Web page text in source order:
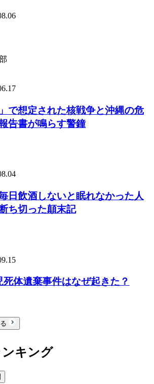
で想定された核戦争と沖縄の危
告書が鳴らす警鐘
日飲酒しないと眠れなかった人
ち切った顛末記
死体遺棄事件はなぜ起きた？
キング